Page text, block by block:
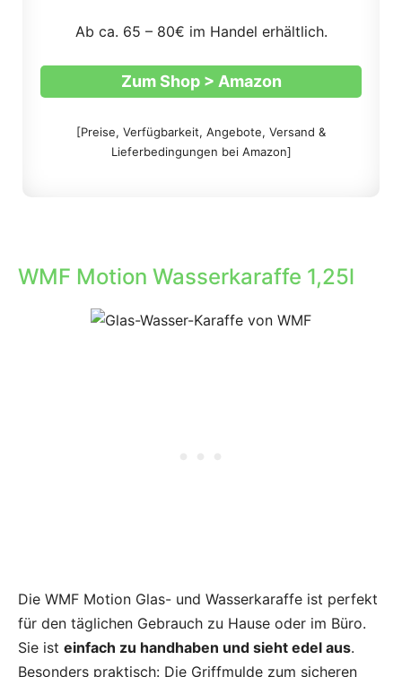
Ab ca. 65 – 80€ im Handel erhältlich.
Zum Shop > Amazon
[Preise, Verfügbarkeit, Angebote, Versand &
Lieferbedingungen bei Amazon]
WMF Motion Wasserkaraffe 1,25l
Die WMF Motion Glas- und Wasserkaraffe ist perfekt
für den täglichen Gebrauch zu Hause oder im Büro.
Sie ist einfach zu handhaben und sieht edel aus.
Besonders praktisch: Die Griffmulde zum sicheren